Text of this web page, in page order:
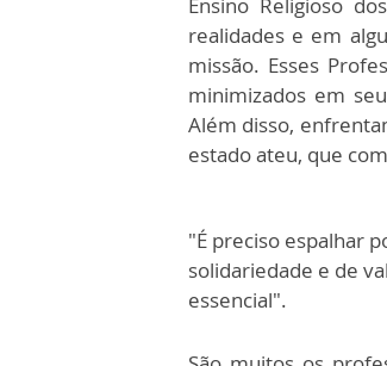
Ensino Religioso
realidades e em
missão. Esses
minimizados em
Além disso,
estado ateu, que
"É preciso espalhar
solidariedade e de
essencial".